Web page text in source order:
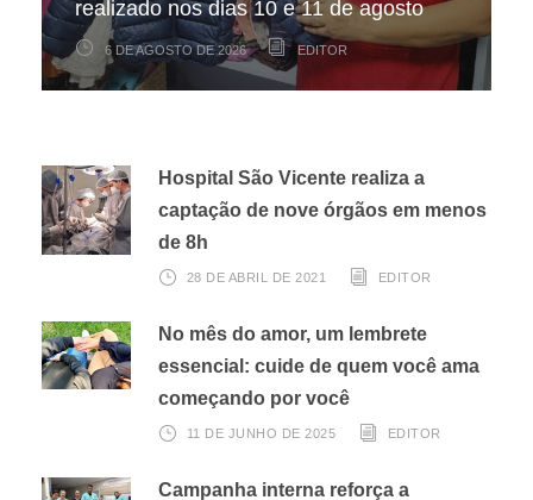
realizado nos dias 10 e 11 de agosto
6 DE AGOSTO DE 2026 EDITOR
infantojuvenil
6 DE AGOSTO DE 2026 EDITOR
Nota Fiscal Paulista
3 DE AGOSTO DE 2026 EDITOR
Hospital São Vicente realiza a
captação de nove órgãos em menos
de 8h
28 DE ABRIL DE 2021 EDITOR
No mês do amor, um lembrete
essencial: cuide de quem você ama
começando por você
11 DE JUNHO DE 2025 EDITOR
Campanha interna reforça a